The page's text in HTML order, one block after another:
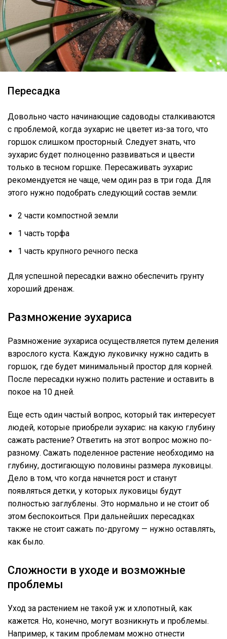
Пересадка
Довольно часто начинающие садоводы сталкиваются
с проблемой, когда эухарис не цветет из-за того, что
горшок слишком просторный. Следует знать, что
эухарис будет полноценно развиваться и цвести
только в тесном горшке. Пересаживать эухарис
рекомендуется не чаще, чем один раз в три года. Для
этого нужно подобрать следующий состав земли:
2 части компостной земли
1 часть торфа
1 часть крупного речного песка
Для успешной пересадки важно обеспечить грунту
хороший дренаж.
Размножение эухариса
Размножение эухариса осуществляется путем деления
взрослого куста. Каждую луковичку нужно садить в
горшок, где будет минимальный простор для корней.
После пересадки нужно полить растение и оставить в
покое на 10 дней.
Еще есть один частый вопрос, который так интересует
людей, которые приобрели эухарис: на какую глубину
сажать растение? Ответить на этот вопрос можно по-
разному. Сажать поделенное растение необходимо на
глубину, достигающую половины размера луковицы.
Дело в том, что когда начнется рост и станут
появляться детки, у которых луковицы будут
полностью заглублены. Это нормально и не стоит об
этом беспокоиться. При дальнейших пересадках
также не стоит сажать по-другому — нужно оставлять,
как было.
Сложности в уходе и возможные
проблемы
Уход за растением не такой уж и хлопотный, как
кажется. Но, конечно, могут возникнуть и проблемы.
Например, к таким проблемам можно отнести